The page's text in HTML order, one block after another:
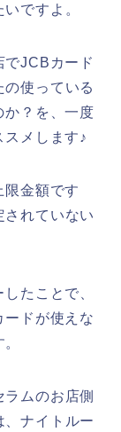
ですよ。
でJCBカード
使っている
か？を、一度
メします♪
金額です
されていない
たことで、
ドが使えな
ムのお店側
、ナイトルー